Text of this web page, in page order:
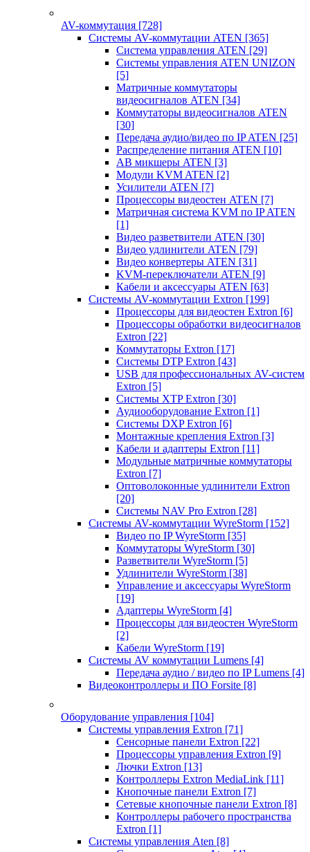
AV-коммутация [728]
Системы AV-коммутации ATEN [365]
Система управления ATEN [29]
Системы управления ATEN UNIZON
[5]
Матричные коммутаторы
видеосигналов ATEN [34]
Коммутаторы видеосигналов ATEN
[30]
Передача аудио/видео по IP ATEN [25]
Распределение питания ATEN [10]
АВ микшеры ATEN [3]
Модули KVM ATEN [2]
Усилители ATEN [7]
Процессоры видеостен ATEN [7]
Матричная система KVM по IP ATEN
[1]
Видео разветвители ATEN [30]
Видео удлинители ATEN [79]
Видео конвертеры ATEN [31]
KVM-переключатели ATEN [9]
Кабели и аксессуары ATEN [63]
Системы AV-коммутации Extron [199]
Процессоры для видеостен Extron [6]
Процессоры обработки видеосигналов
Extron [22]
Коммутаторы Extron [17]
Системы DTP Extron [43]
USB для профессиональных AV-систем
Extron [5]
Системы XTP Extron [30]
Аудиооборудование Extron [1]
Системы DXP Extron [6]
Монтажные крепления Extron [3]
Кабели и адаптеры Extron [11]
Модульные матричные коммутаторы
Extron [7]
Оптоволоконные удлинители Extron
[20]
Системы NAV Pro Extron [28]
Системы AV-коммутации WyreStorm [152]
Видео по IP WyreStorm [35]
Коммутаторы WyreStorm [30]
Разветвители WyreStorm [5]
Удлинители WyreStorm [38]
Управление и аксессуары WyreStorm
[19]
Адаптеры WyreStorm [4]
Процессоры для видеостен WyreStorm
[2]
Кабели WyreStorm [19]
Системы AV коммутации Lumens [4]
Передача аудио / видео по IP Lumens [4]
Видеоконтроллеры и ПО Forsite [8]
Оборудование управления [104]
Системы управления Extron [71]
Сенсорные панели Extron [22]
Процессоры управления Extron [9]
Лючки Extron [13]
Контроллеры Extron MediaLink [11]
Кнопочные панели Extron [7]
Сетевые кнопочные панели Extron [8]
Контроллеры рабочего пространства
Extron [1]
Системы управления Aten [8]